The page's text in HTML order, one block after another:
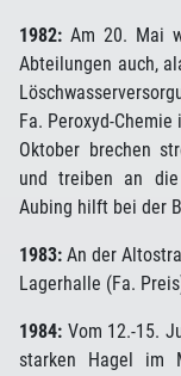
1982: Am 20. Mai
Abteilungen auch,
Fa. Peroxyd-
Oktober brechen
und treiben an
Aubing hilft bei der
1983: An der
Lagerhalle (Fa.
1984: Vom 12.-15.
starken Hagel im